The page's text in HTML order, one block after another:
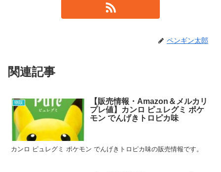
ペンギン太郎
関連記事
物販
【販売情報・Amazon＆メルカリ
プレ値】カンロ ピュレグミ ポケ
モン でんげきトロピカ味
カンロ ピュレグミ ポケモン でんげきトロピカ味の販売情報です。